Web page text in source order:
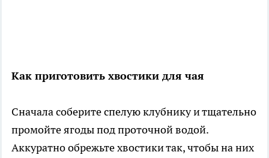
Как приготовить хвостики для чая
Сначала соберите спелую клубнику и тщательно
промойте ягоды под проточной водой.
Аккуратно обрежьте хвостики так, чтобы на них